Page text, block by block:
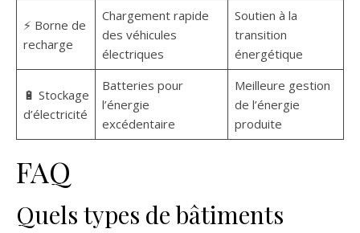
⚡ Borne de
recharge
Chargement rapide
des véhicules
électriques
Soutien à la
transition
énergétique
🔋 Stockage
d’électricité
Batteries pour
l’énergie
excédentaire
Meilleure gestion
de l’énergie
produite
FAQ
Quels types de bâtiments